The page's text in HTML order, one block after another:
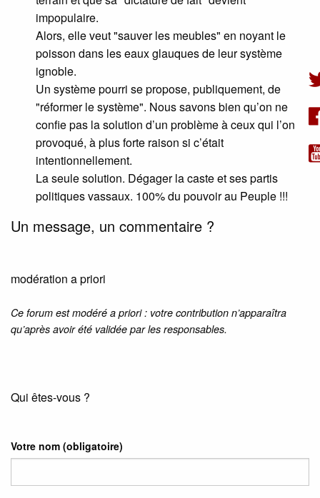
impopulaire.
Alors, elle veut "sauver les meubles" en noyant le
poisson dans les eaux glauques de leur système
ignoble.
Un système pourri se propose, publiquement, de
"réformer le système". Nous savons bien qu’on ne
confie pas la solution d’un problème à ceux qui l’on
provoqué, à plus forte raison si c’était
intentionnellement.
La seule solution. Dégager la caste et ses partis
politiques vassaux. 100% du pouvoir au Peuple !!!
Un message, un commentaire ?
modération a priori
Ce forum est modéré a priori : votre contribution n’apparaîtra
qu’après avoir été validée par les responsables.
Qui êtes-vous ?
Votre nom (obligatoire)